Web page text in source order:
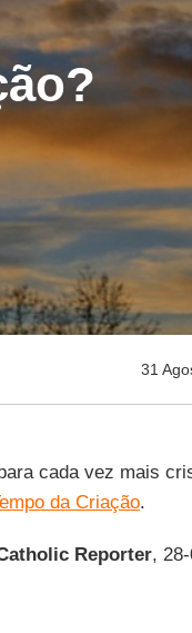
31
cada vez mais
da Criação.
Reporter,